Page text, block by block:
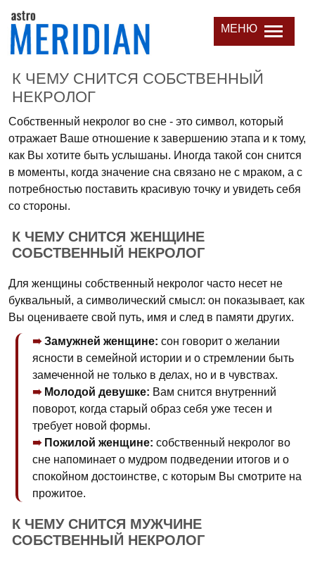
МЕНЮ
К ЧЕМУ СНИТСЯ СОБСТВЕННЫЙ
НЕКРОЛОГ
Собственный некролог во сне - это символ, который
отражает Ваше отношение к завершению этапа и к тому,
как Вы хотите быть услышаны. Иногда такой сон снится
в моменты, когда значение сна связано не с мраком, а с
потребностью поставить красивую точку и увидеть себя
со стороны.
К ЧЕМУ СНИТСЯ ЖЕНЩИНЕ
СОБСТВЕННЫЙ НЕКРОЛОГ
Для женщины собственный некролог часто несет не
буквальный, а символический смысл: он показывает, как
Вы оцениваете свой путь, имя и след в памяти других.
Замужней женщине: сон говорит о желании
ясности в семейной истории и о стремлении быть
замеченной не только в делах, но и в чувствах.
Молодой девушке: Вам снится внутренний
поворот, когда старый образ себя уже тесен и
требует новой формы.
Пожилой женщине: собственный некролог во
сне напоминает о мудром подведении итогов и о
спокойном достоинстве, с которым Вы смотрите на
прожитое.
К ЧЕМУ СНИТСЯ МУЖЧИНЕ
СОБСТВЕННЫЙ НЕКРОЛОГ